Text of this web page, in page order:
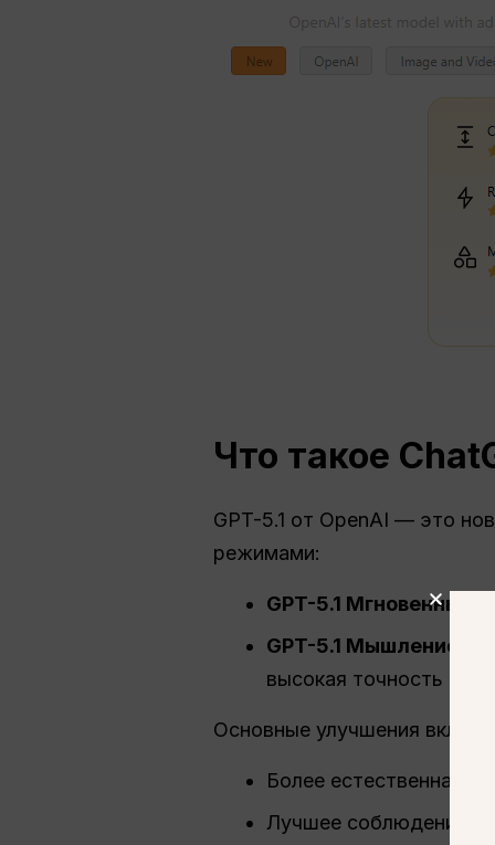
Что такое
GPT-5.1 от OpenAI — это
режимами:
GPT-5.1 Мгновенный
GPT-5.1 Мышление
–
высокая точность
Основные улучшения
Более естественная
Лучшее соблюдение